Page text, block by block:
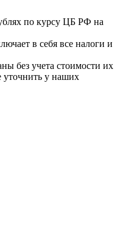
по курсу ЦБ РФ на
в себя все налоги и
без учета стоимости их
уточнить у наших